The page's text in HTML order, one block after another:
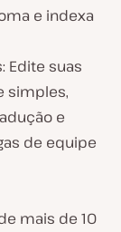
e indexa
Edite suas
simples,
e
de equipe
mais de 10